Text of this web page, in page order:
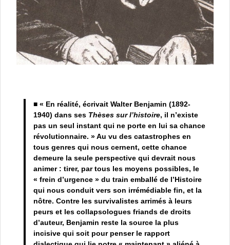
■ « En réalité, écrivait Walter Benjamin (1892-
1940) dans ses Thèses sur l’histoire, il n’existe
pas un seul instant qui ne porte en lui sa chance
révolutionnaire. » Au vu des catastrophes en
tous genres qui nous cernent, cette chance
demeure la seule perspective qui devrait nous
animer : tirer, par tous les moyens possibles, le
« frein d’urgence » du train emballé de l’Histoire
qui nous conduit vers son irrémédiable fin, et la
nôtre. Contre les survivalistes arrimés à leurs
peurs et les collapsologues friands de droits
d’auteur, Benjamin reste la source la plus
incisive qui soit pour penser le rapport